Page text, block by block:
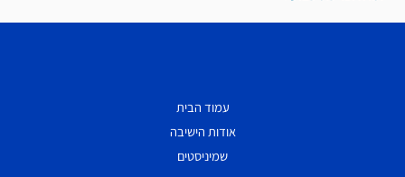
עמוד הבית
אודות הישיבה
שמיניסטים